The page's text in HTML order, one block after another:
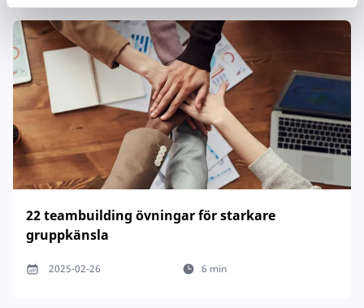
22 teambuilding övningar för starkare
gruppkänsla
2025-02-26 6 min